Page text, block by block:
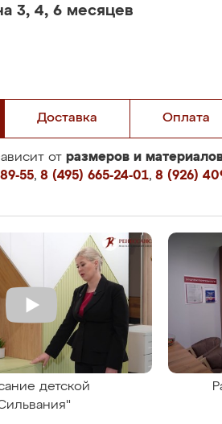
3, 4, 6 месяцев
Доставка Оплата
от размеров и
55, 8 (495) 665-24-01, 8 (926)
детской